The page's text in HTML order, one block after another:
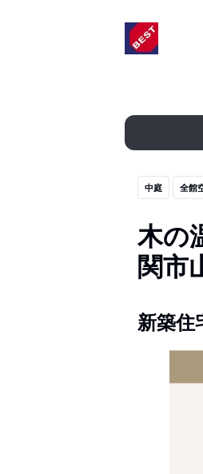
中庭 全館
木の
関市
新築住